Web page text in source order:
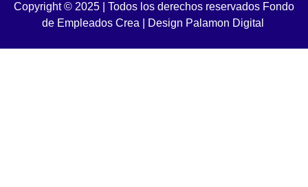
Copyright © 2025 | Todos los derechos reservados Fondo
de Empleados Crea
Design Palamon Digital